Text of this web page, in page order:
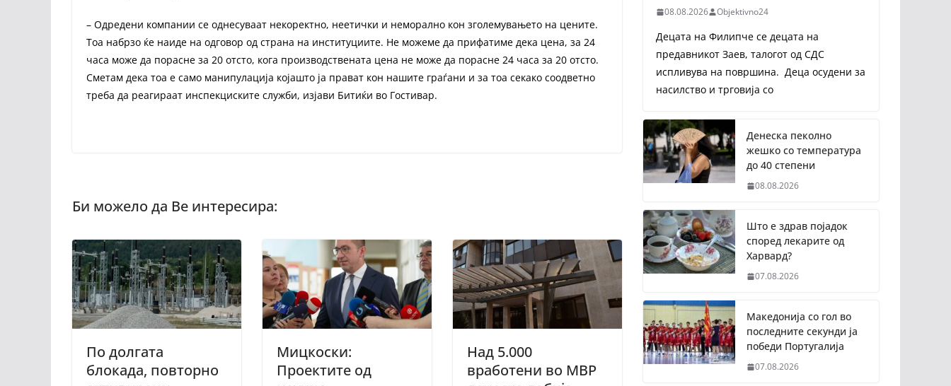
– Одредени компании се однесуваат некоректно, неетички и неморално кон зголемувањето на цените.
Тоа набрзо ќе наиде на одговор од страна на институциите. Не можеме да прифатиме дека цена, за 24
часа може да порасне за 20 отсто, кога производствената цена не може да порасне 24 часа за 20 отсто.
Сметам дека тоа е само манипулација којашто ја прават кон нашите граѓани и за тоа секако соодветно
треба да реагираат инспекциските служби, изјави Битиќи во Гостивар.
По долгата
блокада, повторно
Мицкоски:
Проектите од
Над 5.000
вработени во МВР
08.08.2026 Objektivno24
Децата на Филипче се децата на
предавникот Заев, талогот од СДС
испливува на површина. Деца осудени за
насилство и трговија со
Денеска пеколно
жешко со температура
до 40 степени
08.08.2026
Што е здрав појадок
според лекарите од
Харвард?
07.08.2026
Македонија со гол во
последните секунди ја
победи Португалија
07.08.2026